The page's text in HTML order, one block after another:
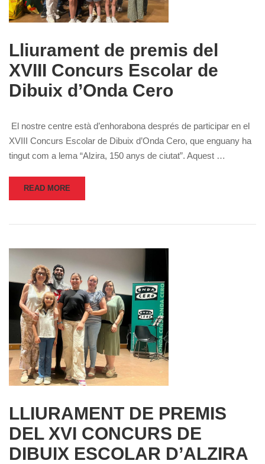
Lliurament de premis del
XVIII Concurs Escolar de
Dibuix d’Onda Cero
El nostre centre està d’enhorabona després de participar en el
XVIII Concurs Escolar de Dibuix d’Onda Cero, que enguany ha
tingut com a lema “Alzira, 150 anys de ciutat”. Aquest …
READ MORE
LLIURAMENT DE PREMIS
DEL XVI CONCURS DE
DIBUIX ESCOLAR D’ALZIRA